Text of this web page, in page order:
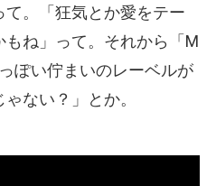
。「狂気とか愛をテー
ね」って。それから「M
ぽい佇まいのレーベルが
ない？」とか。